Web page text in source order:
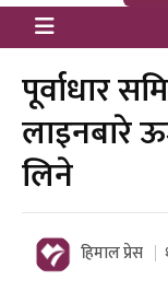
पूर्वाधार
लाइनबारे
लिने
हिमाल प्रेस